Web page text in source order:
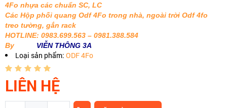
4Fo nhựa các chuẩn SC, LC
Các Hộp phối quang Odf 4Fo trong nhà, ngoài trời Odf 4fo
treo tường, gắn rack
HOTLINE: 0983.699.563 – 0981.388.584
By
VIỄN THÔNG 3A
Loại sản phẩm: ODF 4Fo
LIÊN HỆ